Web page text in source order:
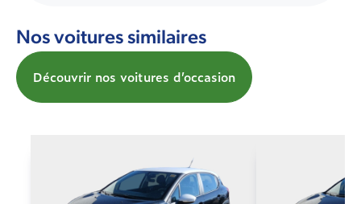
Nos voitures similaires
Découvrir nos voitures d’occasion